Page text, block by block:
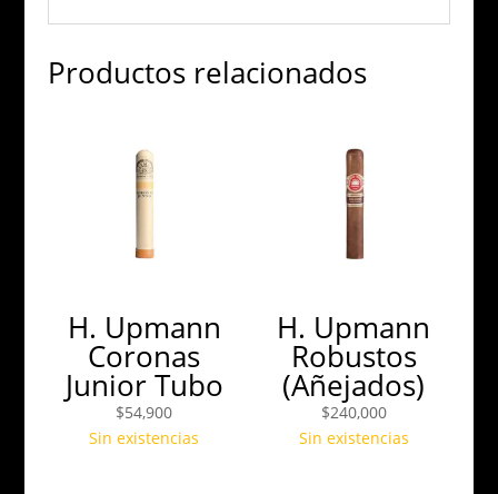
Productos relacionados
H. Upmann
Coronas
Junior Tubo
$54,900
Sin existencias
H. Upmann
Robustos
(Añejados)
$240,000
Sin existencias